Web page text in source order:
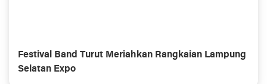
Festival Band Turut Meriahkan Rangkaian Lampung
Selatan Expo